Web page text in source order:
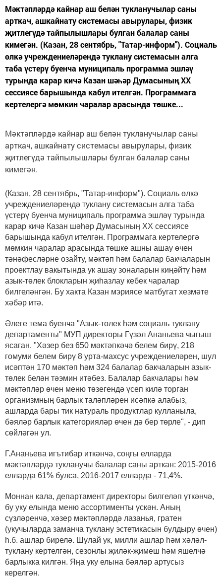
Мәктәпләрдә кайнар аш белән тукланучылар саны
арткач, ашкайнату системасы авырулары, физик
җитлегүдә тайпылышлары булган балалар саны
кимегән. (Казан, 28 сентябрь, "Татар-информ"). Социаль
өлкә учреждениеләрендә туклану системасын алга
таба үстерү буенча муниципаль программа эшләү
турында карар кичә Казан шәһәр Думасының XX
сессиясе барышында кабул ителгән. Программага
кертелергә мөмкин чаралар арасында төшке...
Мәктәпләрдә кайнар аш белән тукланучылар саны
арткач, ашкайнату системасы авырулары, физик
җитлегүдә тайпылышлары булган балалар саны
кимегән.
(Казан, 28 сентябрь, "Татар-информ"). Социаль өлкә
учреждениеләрендә туклану системасын алга таба
үстерү буенча муниципаль программа эшләү турында
карар кичә Казан шәһәр Думасының XX сессиясе
барышында кабул ителгән. Программага кертелергә
мөмкин чаралар арасында төшке ашны ашау өчен
тәнәфесләрне озайту, мәктәп һәм балалар бакчаларын
проектлау вакытында ук ашау зоналарын киңәйтү һәм
азык-төлек блокларын җиһазлау кебек чаралар
билгеләнгән. Бу хакта Казан мэриясе матбугат хезмәте
хәбәр итә.
Әлеге тема буенча "Азык-төлек һәм социаль туклану
департаменты" МУП директоры Гүзәл Ананьева чыгыш
ясаган. "Хәзер без 650 мәктәпкәчә белем бирү, 218
гомуми белем бирү 8 урта-махсус учреждениеләрен, шул
исәптән 170 мәктәп һәм 324 балалар бакчаларын азык-
төлек белән тәэмин итәбез. Балалар бакчалары һәм
мәктәпләр өчен меню төзегендә үсеп килә торган
организмның барлык таләпләрен исәпкә алабыз,
ашларда бары тик натураль продуктлар кулланыла,
бәяләр барлык категорияләр өчен дә бер төрле", - дип
сөйләгән ул.
Г.Ананьева игътибар иткәнчә, соңгы елларда
мәктәпләрдә тукланучы балалар саны арткан: 2015-2016
елларда 61% булса, 2016-2017 елларда - 71,4%.
Моннан кала, департамент директоры билгеләп үткәнчә,
бу уку елында меню ассортименты үскән. Аның
сүзләренчә, хәзер мәктәпләрдә лазанья, гратен
(укучыларда заманча туклану эстетикасын булдыру өчен)
һ.б. ашлар бирелә. Шулай ук, милли ашлар һәм хәләл-
туклану кертелгән, сезонлы җиләк-җимеш һәм яшелчә
барлыкка килгән. Яңа уку елына бәяләр артусыз
керелгән.